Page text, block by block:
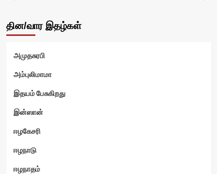
தின/வார இதழ்கள்
அமுதசுரபி
அம்புலிமாமா
இதயம் பேசுகிறது
இன்ஸான்
ஈழகேசரி
ஈழநாடு
ஈழநாதம்